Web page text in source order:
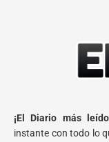
¡El Diario más
instante con todo lo